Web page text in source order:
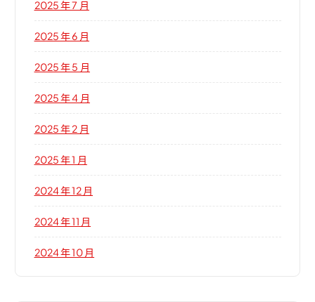
2025 年 7 月
2025 年 6 月
2025 年 5 月
2025 年 4 月
2025 年 2 月
2025 年 1 月
2024 年 12 月
2024 年 11 月
2024 年 10 月